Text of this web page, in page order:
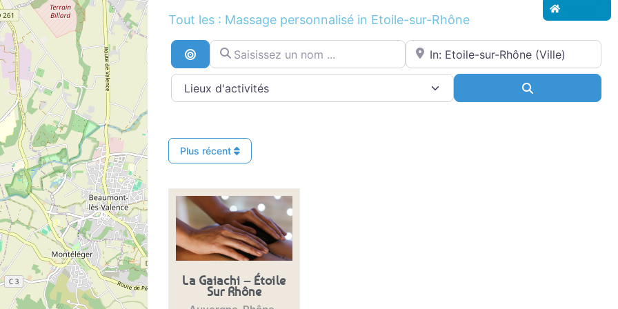
Tout les : Massage personnalisé in Etoile-sur-Rhône
Recherche par distance
Saisissez un nom ... Proche de...
Plus récent
La Gaiachi – Étoile
Sur Rhône